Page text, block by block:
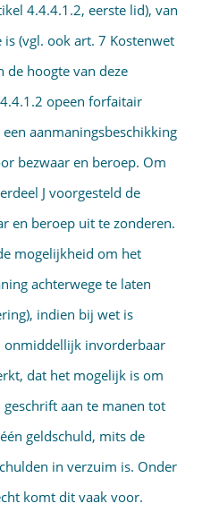
4.4.4.1.2, eerste lid), van
(vgl. ook art. 7 Kostenwet
de hoogte van deze
opeen forfaitair
aanmaningsbeschikking
bezwaar en beroep. Om
J voorgesteld de
en beroep uit te zonderen.
mogelijkheid om het
achterwege te laten
indien bij wet is
onmiddellijk invorderbaar
dat het mogelijk is om
aan te manen tot
geldschuld, mits de
in verzuim is. Onder
komt dit vaak voor.